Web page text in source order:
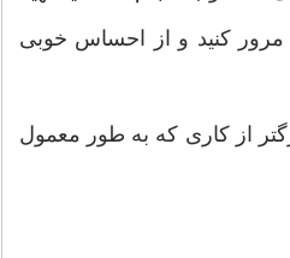
کنید و از احساس خوبی
از کاری که به طور معمول